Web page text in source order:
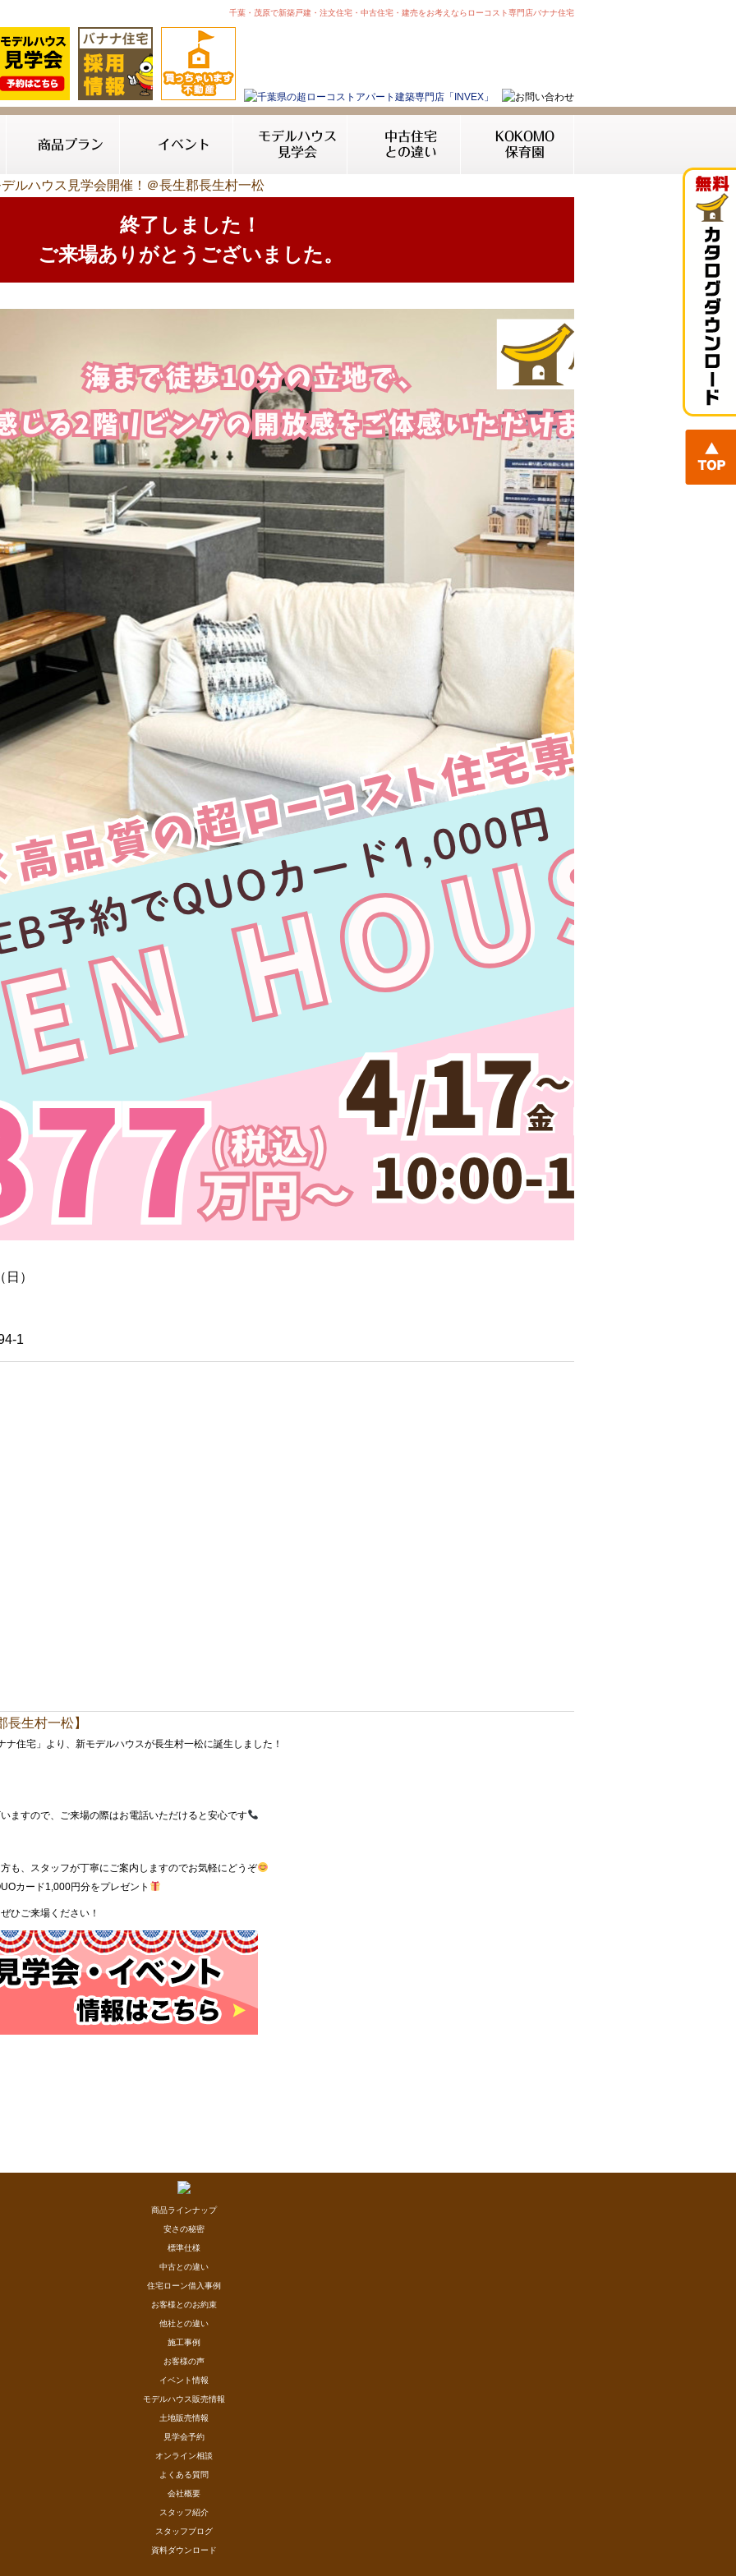
千葉・茂原で新築戸建・注文住宅・中古住宅・建売をお考えならローコスト専門店バナナ住宅
商品プラン イベント
モデルハウス
見学会
中古住宅
との違い
KOKOMO
保育園
ルハウス見学会開催！＠長生郡長生村一松
終了しました！
ご来場ありがとうございました。
）
1
生村一松】
住宅」より、新モデルハウスが長生村一松に誕生しました！
ますので、ご来場の際はお電話いただけると安心です
も、スタッフが丁寧にご案内しますのでお気軽にどうぞ
カード1,000円分をプレゼント
ひご来場ください！
商品ラインナップ
安さの秘密
標準仕様
中古との違い
住宅ローン借入事例
お客様とのお約束
他社との違い
施工事例
お客様の声
イベント情報
モデルハウス販売情報
土地販売情報
見学会予約
オンライン相談
よくある質問
会社概要
スタッフ紹介
スタッフブログ
資料ダウンロード